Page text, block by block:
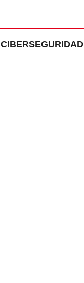
CIBERSEGURIDAD